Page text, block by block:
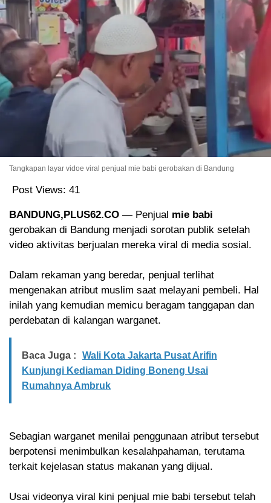
Tangkapan layar vidoe viral penjual mie babi gerobakan di Bandung
Post Views: 41
BANDUNG,PLUS62.CO — Penjual mie babi
gerobakan di Bandung menjadi sorotan publik setelah
video aktivitas berjualan mereka viral di media sosial.
Dalam rekaman yang beredar, penjual terlihat
mengenakan atribut muslim saat melayani pembeli. Hal
inilah yang kemudian memicu beragam tanggapan dan
perdebatan di kalangan warganet.
Baca Juga :
Wali Kota Jakarta Pusat Arifin
Kunjungi Kediaman Diding Boneng Usai
Rumahnya Ambruk
Sebagian warganet menilai penggunaan atribut tersebut
berpotensi menimbulkan kesalahpahaman, terutama
terkait kejelasan status makanan yang dijual.
Usai videonya viral kini penjual mie babi tersebut telah